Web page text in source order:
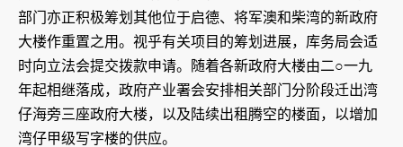
部门亦正积极筹划其他位于启德、将军澳和柴湾的新政府
大楼作重置之用。视乎有关项目的筹划进展，库务局会适
时向立法会提交拨款申请。随着各新政府大楼由二○一九
年起相继落成，政府产业署会安排相关部门分阶段迁出湾
仔海旁三座政府大楼，以及陆续出租腾空的楼面，以增加
湾仔甲级写字楼的供应。